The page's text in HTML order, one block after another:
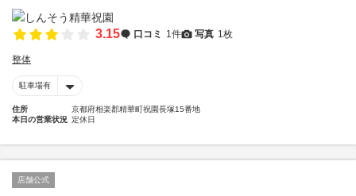
3.15 口コミ 1件 写真 1枚
整体
駐車場有
住所
京都府相楽郡精華町祝園長塚15番地
本日の営業状況 定休日
店舗公式